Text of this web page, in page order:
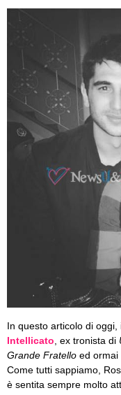
In questo articolo di
Intellicato , ex tronista di
Grande Fratello ed ormai
Come tutti sappiamo,
è sentita sempre molto